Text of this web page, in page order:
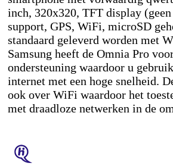
inch, 320x320, TFT display
support, GPS, WiFi, microSD
standaard geleverd worden met
Samsung heeft de Omnia Pro
ondersteuning waardoor u
internet met een hoge snelheid.
ook over WiFi waardoor het
met draadloze netwerken in de